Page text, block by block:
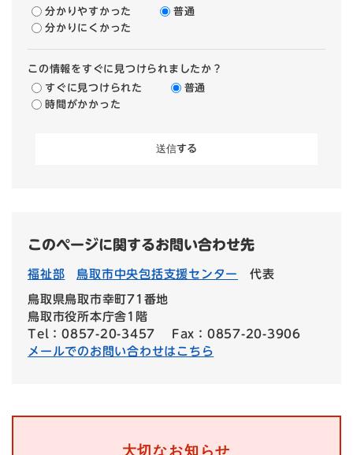
分かりやすかった
普通
分かりにくかった
この情報をすぐに見つけられましたか？
すぐに見つけられた
普通
時間がかかった
このページに関するお問い合わせ先
福祉部 鳥取市中央包括支援センター 代表
鳥取県鳥取市幸町71番地
鳥取市役所本庁舎1階
Tel：0857-20-3457
Fax：0857-20-3906
メールでのお問い合わせはこちら
大切なお知らせ